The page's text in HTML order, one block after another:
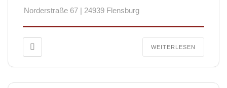
Norderstraße 67 | 24939 Flensburg
WEITERLESEN